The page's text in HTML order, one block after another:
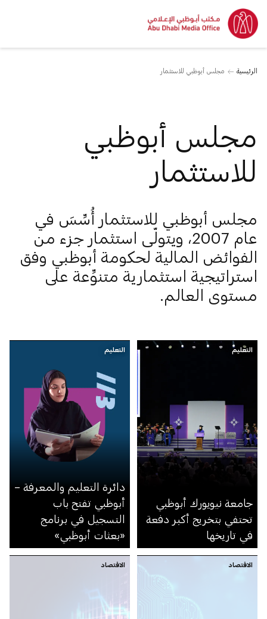
الرئيسية مجلس أبوظبي للاستثمار
مجلس أبوظبي
للاستثمار
مجلس أبوظبي للاستثمار أُسِّسَ في
عام 2007، ويتولّى استثمار جزء من
الفوائض المالية لحكومة أبوظبي وفق
استراتيجية استثمارية متنوِّعة على
مستوى العالم.
التعليم
جامعة نيويورك أبوظبي
تحتفي بتخريج أكبر دفعة
في تاريخها
التعليم
دائرة التعليم والمعرفة –
أبوظبي تفتح باب
التسجيل في برنامج
«بعثات أبوظبي»
الاقتصاد الاقتصاد